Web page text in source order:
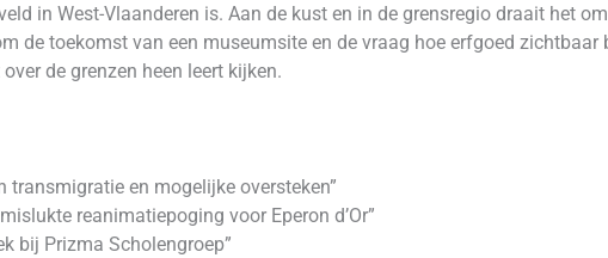
in West-Vlaanderen is. Aan de kust en in de grensregio draait het
de toekomst van een museumsite en de vraag hoe erfgoed
de grenzen heen leert kijken.
transmigratie en mogelijke oversteken”
reanimatiepoging voor Eperon d’Or”
bij Prizma Scholengroep”